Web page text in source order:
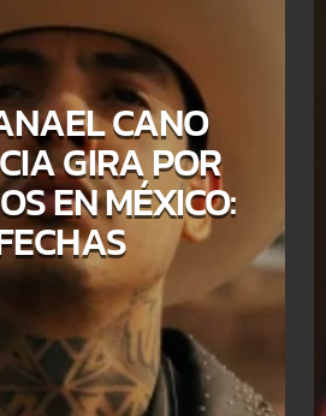
CANO
GIRA POR
EN MÉXICO: